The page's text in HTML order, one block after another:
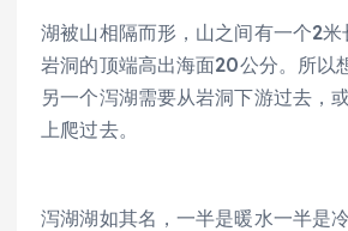
湖被山相隔而形，山之间有一个2米
岩洞的顶端高出海面20公分。所以
另一个泻湖需要从岩洞下游过去，
上爬过去。
泻湖湖如其名，一半是暖水一半是